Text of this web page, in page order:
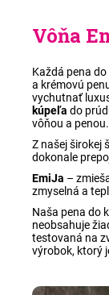
Vôňa
Každá pena
a krémovú
vychutnať
kúpeľa do
vôňou a penou.
Z našej širokej
dokonale
EmiJa –
zmyselná a
Naša pena do
neobsahuje
testovaná na
výrobok, ktorý